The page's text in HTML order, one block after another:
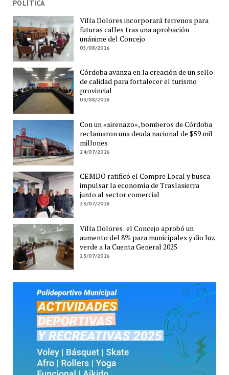
POLÍTICA
Villa Dolores incorporará terrenos para
futuras calles tras una aprobación
unánime del Concejo
05/08/2026
Córdoba avanza en la creación de un sello
de calidad para fortalecer el turismo
provincial
03/08/2026
Con un «sirenazo», bomberos de Córdoba
reclamaron una deuda nacional de $59 mil
millones
24/07/2026
CEMDO ratificó el Compre Local y busca
impulsar la economía de Traslasierra
junto al sector comercial
23/07/2026
Villa Dolores: el Concejo aprobó un
aumento del 8% para municipales y dio luz
verde a la Cuenta General 2025
23/07/2026